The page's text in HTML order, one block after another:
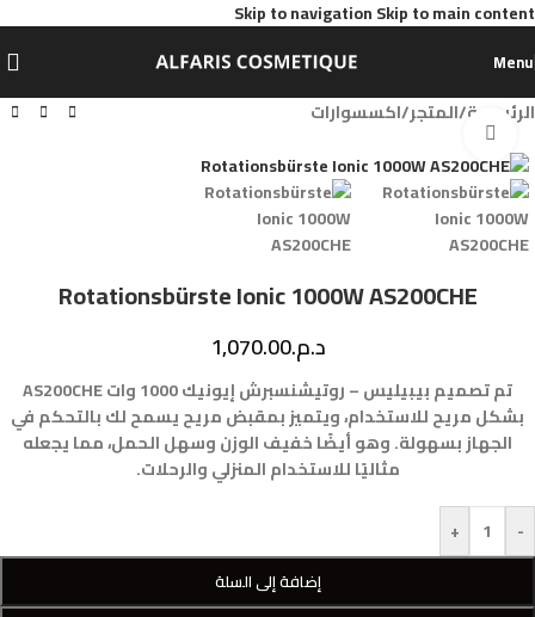
Skip to navigationSkip to main content
Menu
الرئيسية/المتجر/اكسسوارات
Rotationsbürste Ionic 1000W AS200CHE
د.م.1,070.00
تم تصميم بيبيليس – روتيشنسبرش إيونيك 1000 وات AS200CHE
بشكل مريح للاستخدام، ويتميز بمقبض مريح يسمح لك بالتحكم في
الجهاز بسهولة. وهو أيضًا خفيف الوزن وسهل الحمل، مما يجعله
مثاليًا للاستخدام المنزلي والرحلات.
-
+
إضافة إلى السلة